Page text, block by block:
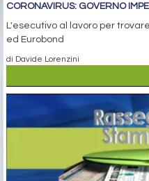
CORONAVIRUS: GOVERNO
L'esecutivo al lavoro per
ed Eurobond
di Davide Lorenzini